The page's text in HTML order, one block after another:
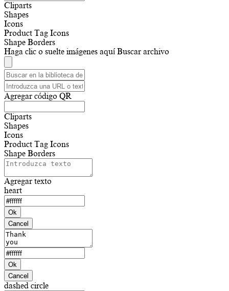
Cliparts
Shapes
Icons
Product Tag Icons
Shape Borders
Haga clic o suelte imágenes aquí Buscar archivo
Agregar código QR
Cliparts
Shapes
Icons
Product Tag Icons
Shape Borders
Agregar texto
heart
Ok
Cancel
Ok
Cancel
dashed circle